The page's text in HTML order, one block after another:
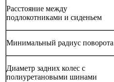
Расстояние между
подлокотниками и сиденьем
Минимальный радиус поворота
Диаметр задних колес с
полиуретановыми шинами